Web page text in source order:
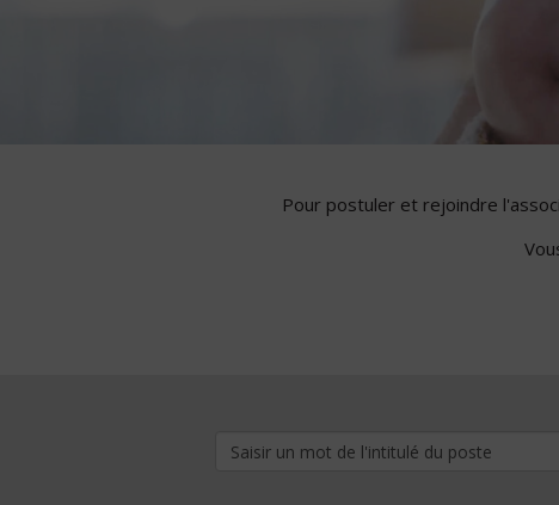
Pour postuler et rejoindre